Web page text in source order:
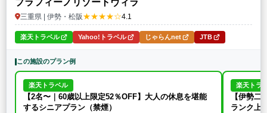
プラフィーノリゾートヴィラ
三重県 | 伊勢・松阪★★★★☆4.1
楽天トラベル Yahoo!トラベル じゃらんnet JTB
この施設のプラン例
楽天トラベル
【2名〜｜60歳以上限定52％OFF】大人の休息を堪能
するシニアプラン（禁煙）
楽天トラ
【伊勢
ランク上